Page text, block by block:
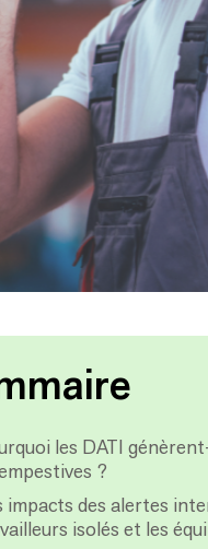
les DATI
?
impacts des alertes
isolés et les